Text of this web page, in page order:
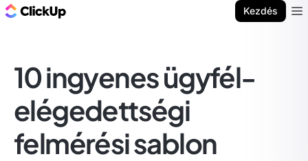
Kezdés
10 ingyenes ügyfél-
elégedettségi
felmérési sablon